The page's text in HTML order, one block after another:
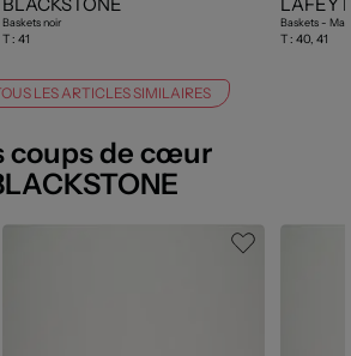
Baskets noir
T : 41
Baskets -
T : 40, 41
LES ARTICLES SIMILAIRES
coups de cœur